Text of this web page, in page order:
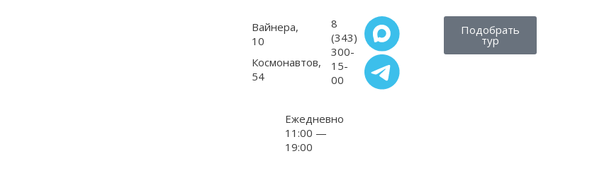
Вайнера,
10
Космонавтов,
54
8
(343)
300-
15-
00
Ежедневно
11:00 —
19:00
Подобрать
тур